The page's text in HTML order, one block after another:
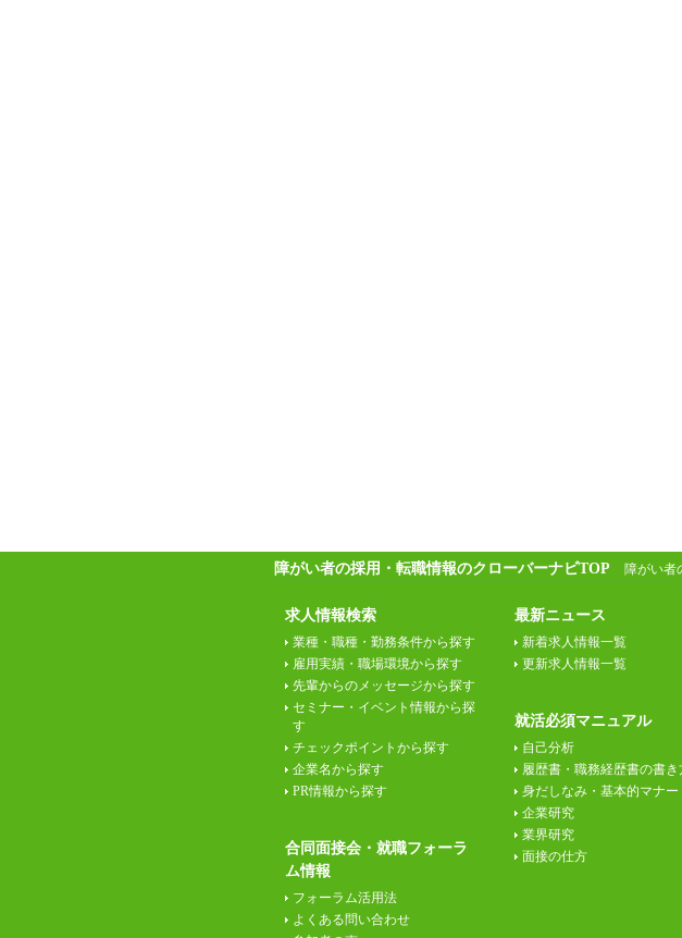
障がい者の採用・転職情報のクローバーナビTOP 障がい者
求人情報検索
業種・職種・勤務条件から探す
雇用実績・職場環境から探す
先輩からのメッセージから探す
セミナー・イベント情報から探
す
チェックポイントから探す
企業名から探す
PR情報から探す
合同面接会・就職フォーラ
ム情報
フォーラム活用法
よくある問い合わせ
最新ニュース
新着求人情報一覧
更新求人情報一覧
就活必須マニュアル
自己分析
履歴書・職務経歴書の書き
身だしなみ・基本的マナー
企業研究
業界研究
面接の仕方